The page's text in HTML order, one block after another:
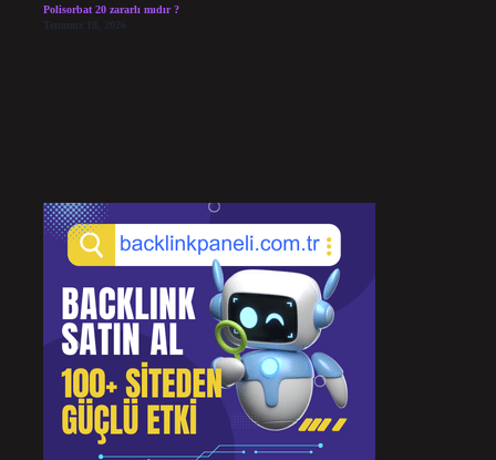
Polisorbat 20 zararlı mıdır ?
Temmuz 18, 2026